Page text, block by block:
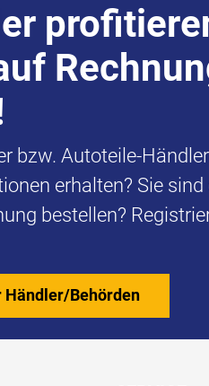
bzw. Autoteile-
erhalten? Sie sind
bestellen?
Händler/Behörden